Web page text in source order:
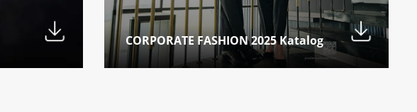
CORPORATE FASHION 2025 Katalog